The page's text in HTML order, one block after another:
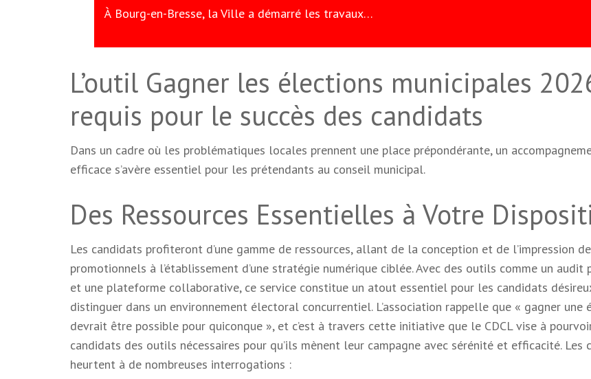
À Bourg-en-Bresse, la Ville a démarré les travaux…
L’outil Gagner les élections municipales
requis pour le succès des candidats
Dans un cadre où les problématiques locales prennent une place prépondérante, un
efficace s’avère essentiel pour les prétendants au conseil municipal.
Des Ressources Essentielles à Votre
Les candidats profiteront d’une gamme de ressources, allant de la conception et de l’impression
promotionnels à l’établissement d’une stratégie numérique ciblée. Avec des outils comme un
et une plateforme collaborative, ce service constitue un atout essentiel pour les candidats
distinguer dans un environnement électoral concurrentiel. L’association rappelle que « gagner une
devrait être possible pour quiconque », et c’est à travers cette initiative que le CDCL vise à
candidats des outils nécessaires pour qu’ils mènent leur campagne avec sérénité et efficacité. Les
heurtent à de nombreuses interrogations :